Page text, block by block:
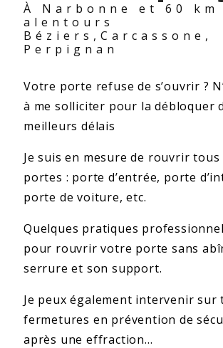
À Narbonne et 60 km
alentours
Béziers,Carcassone,
Perpignan
Votre porte refuse de s’ouvrir ?
à me solliciter pour la débloquer
meilleurs délais
Je suis en mesure de rouvrir tous
portes : porte d’entrée, porte
porte de voiture, etc.
Quelques pratiques
pour rouvrir votre porte sans
serrure et son support.
Je peux également intervenir sur
fermetures en prévention de
après une effraction...